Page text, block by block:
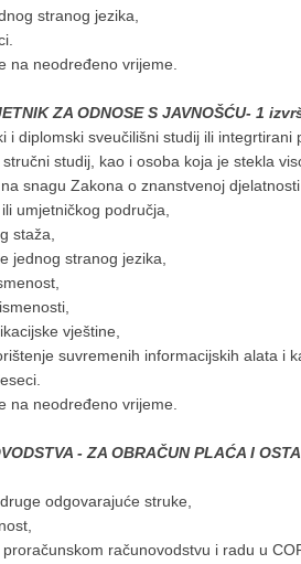
stranog jezika,
na neodređeno vrijeme.
ZA ODNOSE S JAVNOŠĆU- 1
i diplomski sveučilišni studij ili
studij, kao i osoba koja je stekla
snagu Zakona o znanstvenoj
umjetničkog područja,
stranog jezika,
vještine,
suvremenih informacijskih alata i
na neodređeno vrijeme.
- ZA OBRAČUN PLAĆA I
odgovarajuće struke,
računovodstvu i radu u